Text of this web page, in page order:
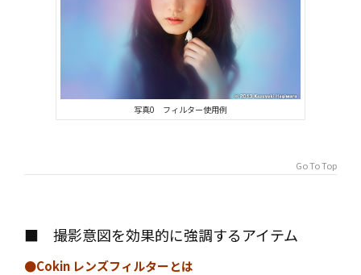
写真0 フィルター使用例
Go To Top
■ 撮影意図を効果的に強調するアイテム
●Cokin レンズフィルターとは